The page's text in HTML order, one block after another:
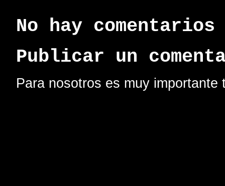
No hay
Publicar un
Para nosotros es muy